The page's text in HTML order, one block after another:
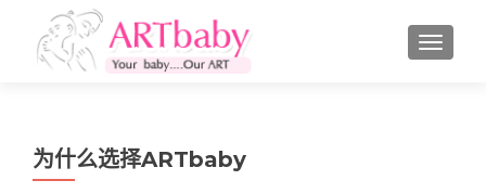
切换导
为什么选择ARTbaby